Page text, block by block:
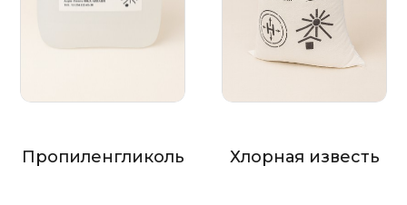
Пропиленгликоль Хлорная известь